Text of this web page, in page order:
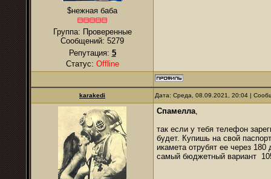
$нежная баба
Группа: Проверенные
Сообщений: 5279
Репутация: 5
Статус: Offline
karakedi Дата: Среда, 08.09.2021, 20:04 |
Спамелла,
так если у тебя телефон
будет. Купишь на свой
икамета отрубят ее через
самый бюджетный вариант